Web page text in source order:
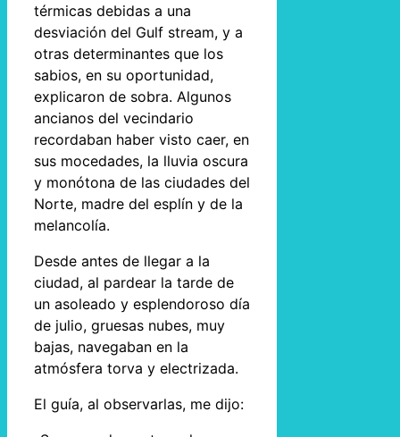
térmicas debidas a una
desviación del Gulf stream, y a
otras determinantes que los
sabios, en su oportunidad,
explicaron de sobra. Algunos
ancianos del vecindario
recordaban haber visto caer, en
sus mocedades, la lluvia oscura
y monótona de las ciudades del
Norte, madre del esplín y de la
melancolía.
Desde antes de llegar a la
ciudad, al pardear la tarde de
un asoleado y esplendoroso día
de julio, gruesas nubes, muy
bajas, navegaban en la
atmósfera torva y electrizada.
El guía, al observarlas, me dijo: